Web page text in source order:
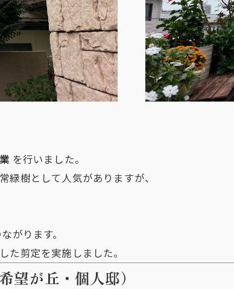
を行いました。
緑樹として人気がありますが、
がります。
た剪定を実施しました。
が丘・個人邸）